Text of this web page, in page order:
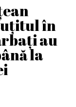
în
au
la